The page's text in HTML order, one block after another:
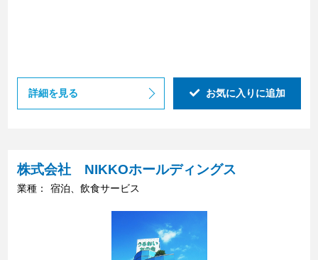
詳細を見る お気に入りに追加
株式会社 NIKKOホールディングス
業種： 宿泊、飲食サービス